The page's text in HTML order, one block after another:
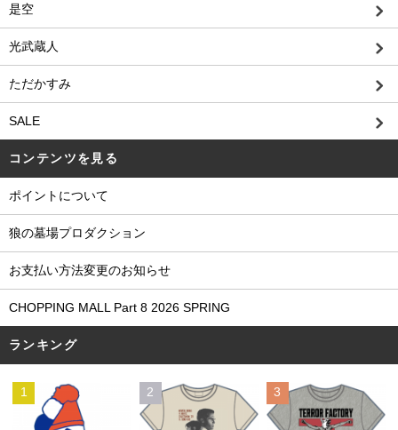
是空
光武蔵人
ただかすみ
SALE
コンテンツを見る
ポイントについて
狼の墓場プロダクション
お支払い方法変更のお知らせ
CHOPPING MALL Part 8 2026 SPRING
ランキング
1 2 3